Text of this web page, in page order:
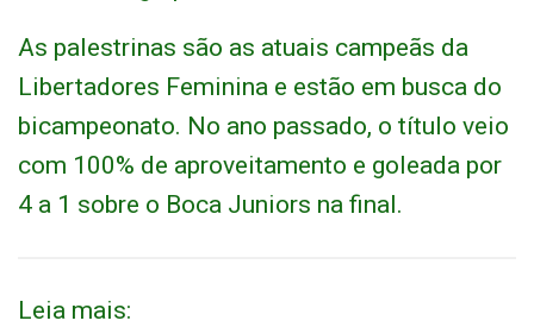
As palestrinas são as atuais campeãs da
Libertadores Feminina e estão em busca do
bicampeonato. No ano passado, o título veio
com 100% de aproveitamento e goleada por
4 a 1 sobre o Boca Juniors na final.
Leia mais: